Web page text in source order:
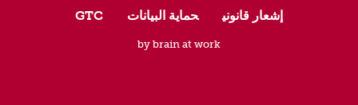
إشعار قانوني حماية البيانات GTC
by brain at work